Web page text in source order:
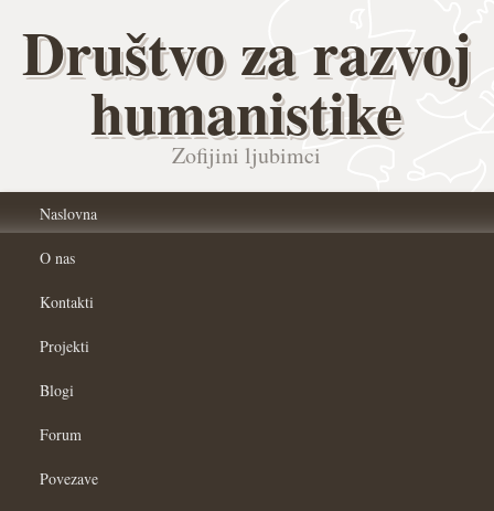
Društvo za razvoj
humanistike
Zofijini ljubimci
Naslovna
O nas
Kontakti
Projekti
Blogi
Forum
Povezave